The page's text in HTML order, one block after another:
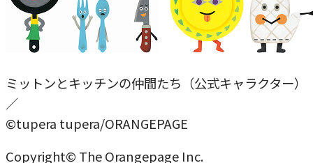
ミットンとキッチンの仲間たち（公式キャラクター）
／
©tupera tupera/ORANGEPAGE
Copyright© The Orangepage Inc.